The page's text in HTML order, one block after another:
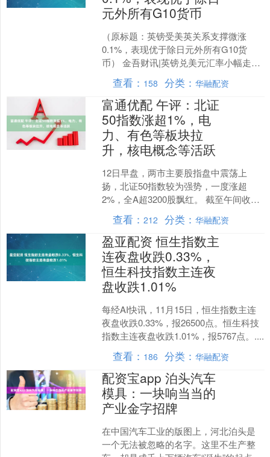
元外所有G10货币
（原标题：英镑受美英关系支撑微涨
0.1%，表现优于除日元外所有G10货
币） 金吾财讯|英镑兑美元汇率小幅走
强，尽管缺乏有意义的国内数据支撑，
但仍上涨0.1%，表....
查看： 158 分类：华融配资
富通优配 午评：北证
50指数涨超1%，电
力、有色等板块拉
升，核电概念等活跃
12日早盘，两市主要股指盘中震荡上
扬，北证50指数较为强势，一度涨超
2%，全A超3200股飘红。 截至午间收
盘，沪指微跌，深证成指涨0.57%，创业
板指涨0.6....
查看：212 分类：华融配资
盈亚配资 恒生指数主
连夜盘收跌0.33%，
恒生科技指数主连夜
盘收跌1.01%
每经AI快讯，11月15日，恒生指数主连
夜盘收跌0.33%，报26500点。恒生科技
指数主连夜盘收跌1.01%，报5767点。....
查看： 186 分类：华融配资
配资宝app 泊头汽车
模具：一块响当当的
产业金字招牌
在中国汽车工业的版图上，河北泊头是
一个无法被忽略的名字。这里不生产整